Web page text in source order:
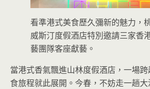
看準港式美食歷久彌新的魅力，
威斯汀度假酒店特別邀請三家香
藝團隊客座獻藝。
當港式香氣飄進山林度假酒店，一場
食旅程就此展開。今春，不妨走一趟